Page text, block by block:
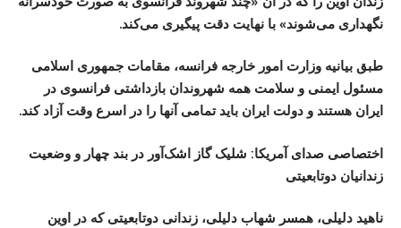
نگهداری می‌شوند» با نهایت دقت پیگیری می‌کند.
طبق بیانیه وزارت امور خارجه فرانسه، مقامات جمهوری اسلامی
مسئول ایمنی و سلامت همه شهروندان بازداشتی فرانسوی در
ایران هستند و دولت ایران باید تمامی آنها را در اسرع وقت آزاد کند.
اختصاصی صدای آمریکا: شلیک گاز اشک‌آور در بند چهار و وضعیت
زندانیان دوتابعیتی
ناهید دلیلی، همسر شهاب دلیلی، زندانی دوتابعیتی که در اوین